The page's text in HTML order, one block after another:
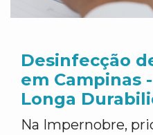
Desinfecção
em Campinas
Longa
Na Impernobre,